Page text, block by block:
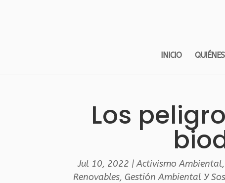
INICIO
Los
Jul 10, 2022 |Activismo Ambiental,
Renovables, Gestión Ambiental Y